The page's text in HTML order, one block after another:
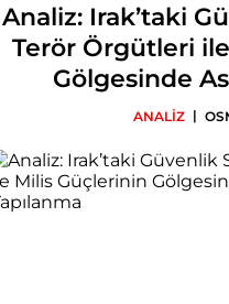
Analiz: Irak’taki
Terör Örgütleri
Gölgesinde
ANALİZ |